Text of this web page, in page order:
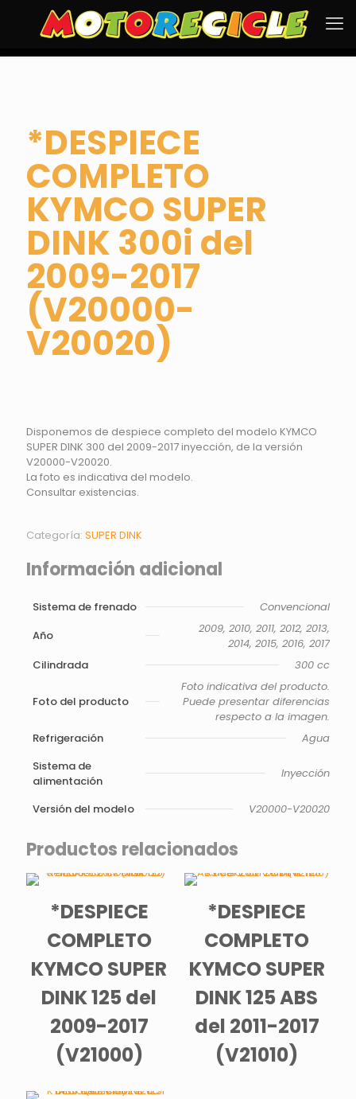
*DESPIECE
COMPLETO
KYMCO SUPER
DINK 300i del
2009-2017
(V20000-
V20020)
Disponemos de despiece completo del modelo KYMCO
SUPER DINK 300 del 2009-2017 inyección, de la versión
V20000-V20020.
La foto es indicativa del modelo.
Consultar existencias.
Categoría: SUPER DINK
Información adicional
Sistema de frenado
Convencional
Año
2009, 2010, 2011, 2012, 2013,
2014, 2015, 2016, 2017
Cilindrada
300 cc
Foto del producto
Foto indicativa del producto.
Puede presentar diferencias
respecto a la imagen.
Refrigeración
Agua
Sistema de
alimentación
Inyección
Versión del modelo V20000-V20020
Productos relacionados
*DESPIECE
COMPLETO
KYMCO SUPER
DINK 125 del
2009-2017
(V21000)
*DESPIECE
COMPLETO
KYMCO SUPER
DINK 125 ABS
del 2011-2017
(V21010)